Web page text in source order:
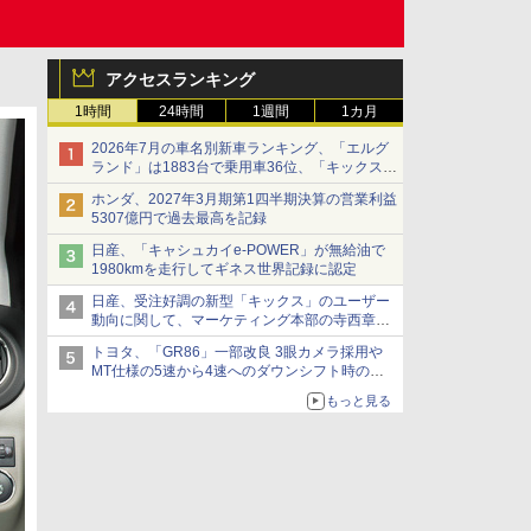
アクセスランキング
1時間 24時間 1週間 1カ月
2026年7月の車名別新車ランキング、「エルグ
ランド」は1883台で乗用車36位、「キックス」
は2591台で27位に
ホンダ、2027年3月期第1四半期決算の営業利益
5307億円で過去最高を記録
日産、「キャシュカイe-POWER」が無給油で
1980kmを走行してギネス世界記録に認定
日産、受注好調の新型「キックス」のユーザー
動向に関して、マーケティング本部の寺西章氏
が解説
トヨタ、「GR86」一部改良 3眼カメラ採用や
MT仕様の5速から4速へのダウンシフト時の操
もっと見る